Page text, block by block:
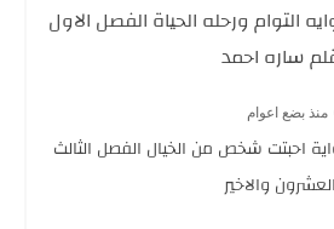
التوام ورحله الحياة الفصل الاول
ساره احمد
منذ بضع اعوام
احبتت شخص من الخيال الفصل الثالث
والاخير